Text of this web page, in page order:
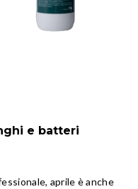
e batteri
aprile è anche